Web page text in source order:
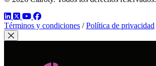
LinkedIn
TwitterYouTube
Facebook
Términos y condiciones / Política de privacidad
Cerrar modal